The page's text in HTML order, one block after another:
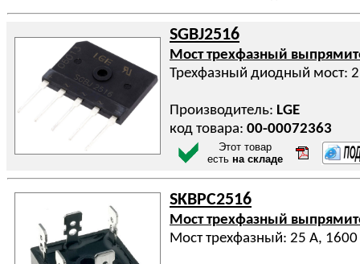
SGBJ2516
Мост трехфазный
Трехфазный диодный мост:
Производитель: LGE
код товара: 00-00072363
Этот товар
есть на складе
SKBPC2516
Мост трехфазный
Мост трехфазный: 25 А, 1600